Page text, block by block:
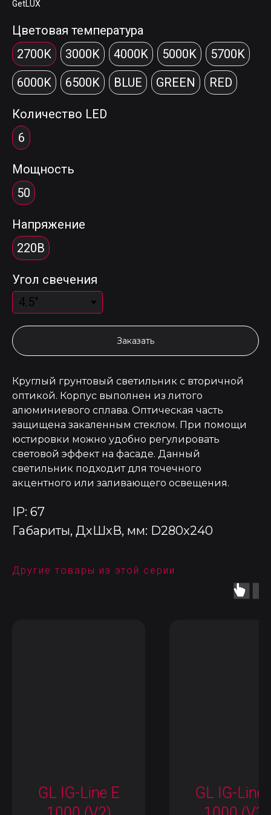
GetLUX
Цветовая температура
2700K
3000K 4000K 5000K
5700K
6000K
6500K BLUE GREEN RED
Количество LED
6
Мощность
50
Напряжение
220В
Угол свечения
Заказать
Круглый грунтовый светильник с вторичной
оптикой. Корпус выполнен из литого
алюминиевого сплава. Оптическая часть
защищена закаленным стеклом. При помощи
юстировки можно удобно регулировать
световой эффект на фасаде. Данный
светильник подходит для точечного
акцентного или заливающего освещения.
IP: 67
Габариты, ДхШхВ, мм: D280x240
Другие товары из этой серии
GL IG-Line E
GL IG-Line